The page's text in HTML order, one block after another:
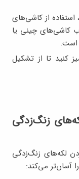
از کاشی‌های
کاشی‌های چینی یا
کنید تا از تشکیل
زنگ‌زدگی
لکه‌های زنگ‌زدگی
آسان‌تر می‌کند: